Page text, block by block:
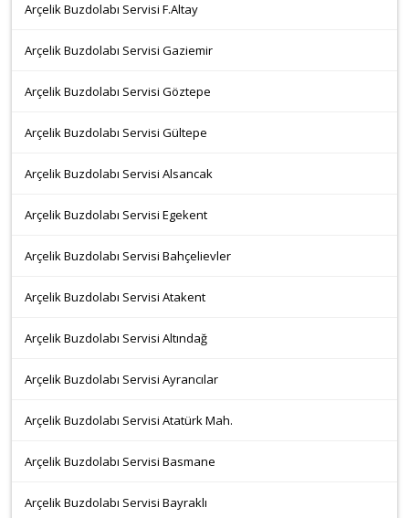
Arçelik Buzdolabı Servisi F.Altay
Arçelik Buzdolabı Servisi Gaziemir
Arçelik Buzdolabı Servisi Göztepe
Arçelik Buzdolabı Servisi Gültepe
Arçelik Buzdolabı Servisi Alsancak
Arçelik Buzdolabı Servisi Egekent
Arçelik Buzdolabı Servisi Bahçelievler
Arçelik Buzdolabı Servisi Atakent
Arçelik Buzdolabı Servisi Altındağ
Arçelik Buzdolabı Servisi Ayrancılar
Arçelik Buzdolabı Servisi Atatürk Mah.
Arçelik Buzdolabı Servisi Basmane
Arçelik Buzdolabı Servisi Bayraklı